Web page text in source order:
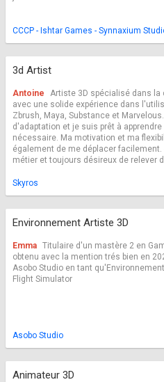
CCCP - Ishtar Games - Synnaxium
3d Artist
Antoine
Artiste 3D spécialisé dans la
avec une solide expérience dans
Zbrush, Maya, Substance et
d'adaptation et je suis prêt à
nécessaire. Ma motivation et ma
également de me déplacer
métier et toujours désireux de relever
Skyros
Environnement Artiste 3D
Emma Titulaire d'un mastère 2 en
obtenu avec la mention trés bien en
Asobo Studio en tant
Flight Simulator
Asobo Studio
Animateur 3D